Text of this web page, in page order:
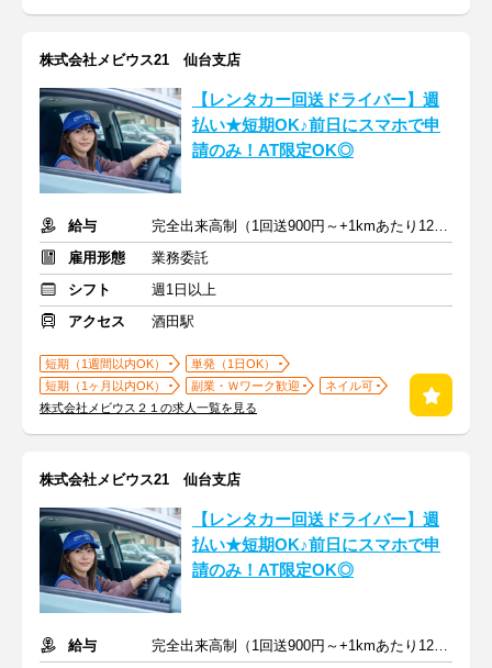
株式会社メビウス21 仙台支店
【レンタカー回送ドライバー】週
払い★短期OK♪前日にスマホで申
請のみ！AT限定OK◎
給与
完全出来高制（1回送900円～+1kmあたり12円～）＋交通費
雇用形態
業務委託
シフト
週1日以上
アクセス
酒田駅
短期（1週間以内OK）
単発（1日OK）
短期（1ヶ月以内OK）
副業・Ｗワーク歓迎
ネイル可
株式会社メビウス２１の求人一覧を見る
株式会社メビウス21 仙台支店
【レンタカー回送ドライバー】週
払い★短期OK♪前日にスマホで申
請のみ！AT限定OK◎
給与
完全出来高制（1回送900円～+1kmあたり12円～）＋交通費